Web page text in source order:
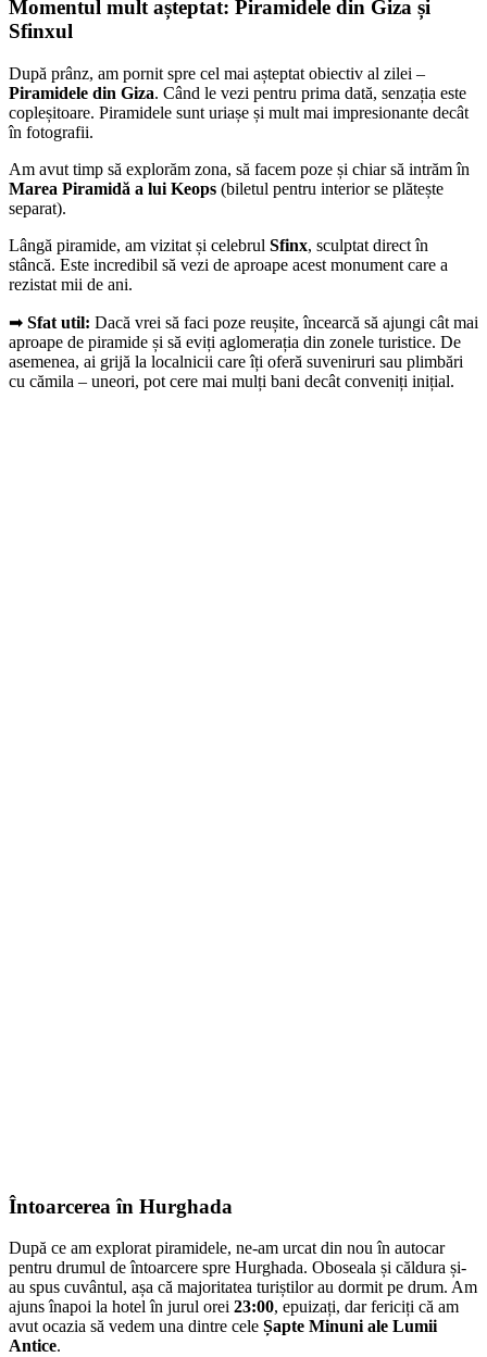
Momentul mult așteptat: Piramidele din Giza și
Sfinxul
După prânz, am pornit spre cel mai așteptat obiectiv al zilei –
Piramidele din Giza. Când le vezi pentru prima dată, senzația este
copleșitoare. Piramidele sunt uriașe și mult mai impresionante decât
în fotografii.
Am avut timp să explorăm zona, să facem poze și chiar să intrăm în
Marea Piramidă a lui Keops (biletul pentru interior se plătește
separat).
Lângă piramide, am vizitat și celebrul Sfinx, sculptat direct în
stâncă. Este incredibil să vezi de aproape acest monument care a
rezistat mii de ani.
➡ Sfat util: Dacă vrei să faci poze reușite, încearcă să ajungi cât mai
aproape de piramide și să eviți aglomerația din zonele turistice. De
asemenea, ai grijă la localnicii care îți oferă suveniruri sau plimbări
cu cămila – uneori, pot cere mai mulți bani decât conveniți inițial.
Întoarcerea în Hurghada
După ce am explorat piramidele, ne-am urcat din nou în autocar
pentru drumul de întoarcere spre Hurghada. Oboseala și căldura și-
au spus cuvântul, așa că majoritatea turiștilor au dormit pe drum. Am
ajuns înapoi la hotel în jurul orei 23:00, epuizați, dar fericiți că am
avut ocazia să vedem una dintre cele Șapte Minuni ale Lumii
Antice.